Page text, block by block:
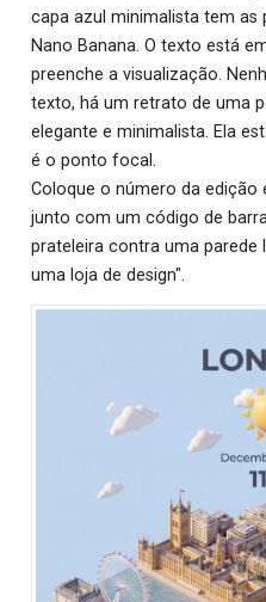
capa azul minimalista tem as
Nano Banana. O texto está
preenche a visualização.
texto, há um retrato de uma
elegante e minimalista. Ela
é o ponto focal.
Coloque o número da edição
junto com um código de
prateleira contra uma parede
uma loja de design".